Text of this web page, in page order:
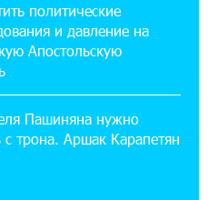
будет расширяться. Когда-
и рядовой армянин, но
тему Геноцида
то что для него
политические
и давление на
Апостольскую
Пашиняна нужно
с трона. Аршак Карапетян